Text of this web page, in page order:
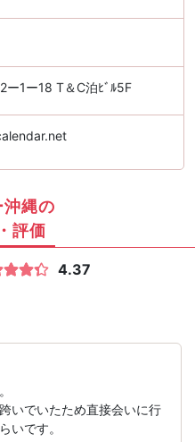
ー1ー18 T＆C泊ﾋﾞﾙ5F
沖縄の
評価
4.37
いでいたため直接会いに行
いです。